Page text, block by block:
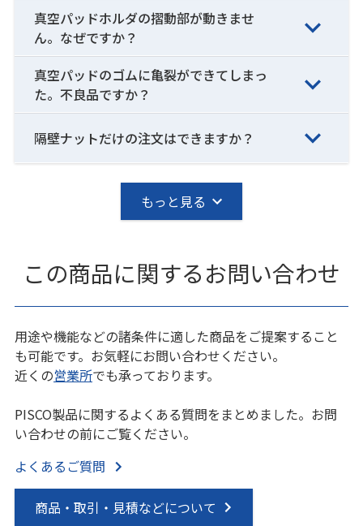
真空パッドホルダの摺動部が動きませ
ん。なぜですか？
真空パッドのゴムに亀裂ができてしまっ
た。不良品ですか？
隔壁ナットだけの注文はできますか？
もっと見る
この商品に関するお問い合わせ
用途や機能などの諸条件に適した商品をご提案すること
も可能です。お気軽にお問い合わせください。
近くの営業所でも承っております。
PISCO製品に関するよくある質問をまとめました。お問
い合わせの前にご覧ください。
よくあるご質問
商品・取引・見積などについて